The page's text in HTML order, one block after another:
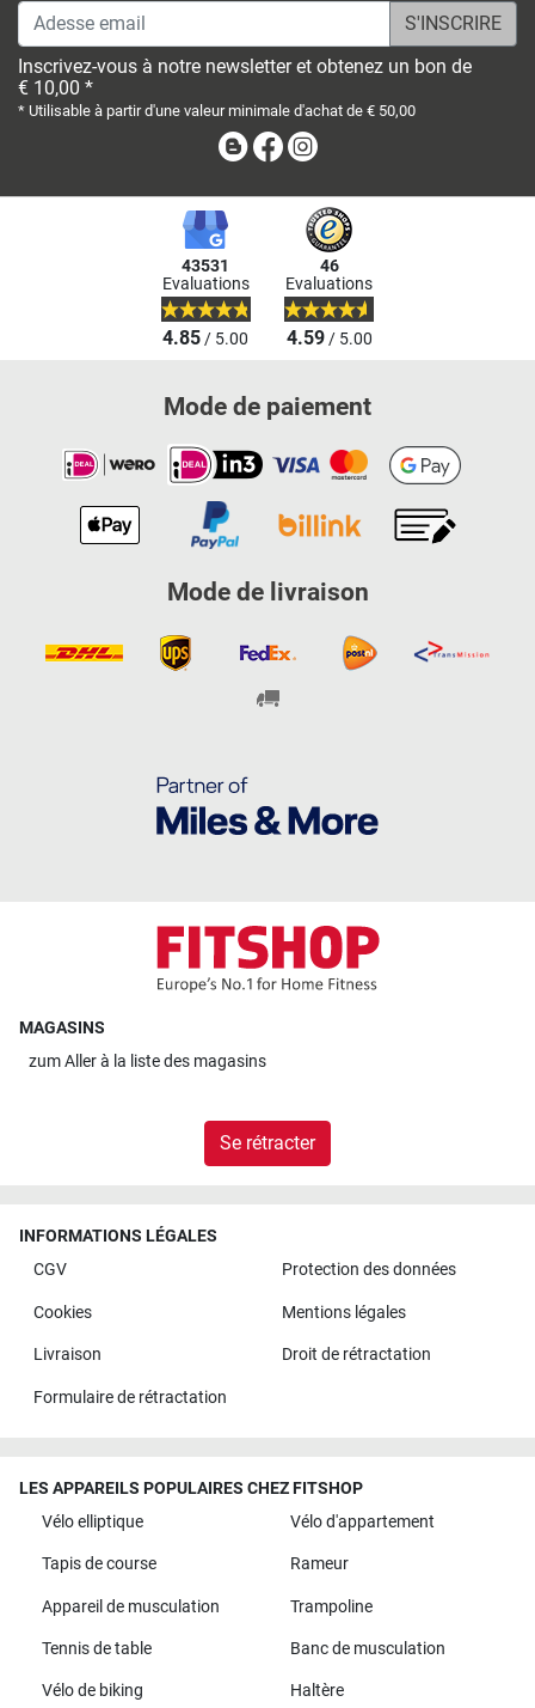
Adesse email
Inscrivez-vous à notre newsletter et obtenez un bon de
€ 10,00 *
* Utilisable à partir d'une valeur minimale d'achat de € 50,00
BlogFacebook
43531
Evaluations
4.85/ 5.00
46
Evaluations
4.59/ 5.00
Mode de paiement
Mode de livraison
MAGASINS
zumAller à la liste des magasins
Se rétracter
INFORMATIONS LÉGALES
CGV
Protection des données
Cookies Mentions légales
Livraison Droit de rétractation
Formulaire de rétractation
LES APPAREILS POPULAIRES CHEZ FITSHOP
Vélo elliptique
Vélo d'appartement
Tapis de course Rameur
Appareil de musculation Trampoline
Tennis de table Banc de musculation
Vélo de biking Haltère